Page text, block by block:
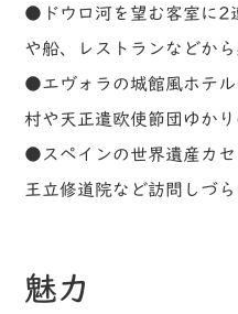
●ドウロ河を望む客室に2
や船、レストランなどから
●エヴォラの城館風ホテ
村や天正遣欧使節団ゆか
●スペインの世界遺産カ
王立修道院など訪問しづ
魅力